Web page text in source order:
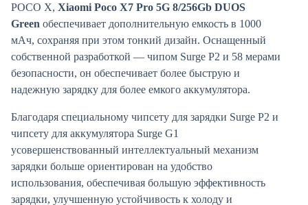
POCO X, Xiaomi Poco X7 Pro 5G 8/256Gb DUOS
Green обеспечивает дополнительную емкость в 1000
мАч, сохраняя при этом тонкий дизайн. Оснащенный
собственной разработкой — чипом Surge P2 и 58 мерами
безопасности, он обеспечивает более быструю и
надежную зарядку для более емкого аккумулятора.
Благодаря специальному чипсету для зарядки Surge P2 и
чипсету для аккумулятора Surge G1
усовершенствованный интеллектуальный механизм
зарядки больше ориентирован на удобство
использования, обеспечивая большую эффективность
зарядки, улучшенную устойчивость к холоду и